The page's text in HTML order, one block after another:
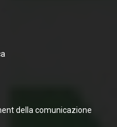
della comunicazione